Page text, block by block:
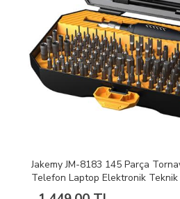
Jakemy JM-8183 145 Parça
Telefon Laptop Elektronik